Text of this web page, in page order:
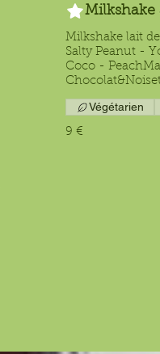
Milkshake
Milkshake lait
Salty Peanut -
Coco -
9 €
Végétarien